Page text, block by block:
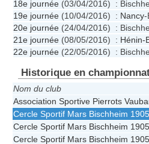
18e journée (03/04/2016) :
19e journée (10/04/2016) : Nancy-
20e journée (24/04/2016) :
21e journée (08/05/2016) : Hénin-
22e journée (22/05/2016) :
Historique en
Nom du club
Association Sportive Pierrots
Cercle Sportif Mars Bischheim 1905
Cercle Sportif Mars Bischheim 1905
Cercle Sportif Mars Bischheim 1905